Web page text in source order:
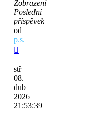
Zobrazení
Poslední
příspěvek
od
p.s.
stř
08.
dub
2026
21:53:39